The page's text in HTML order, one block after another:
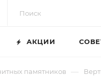
АКЦИИ
памятников —